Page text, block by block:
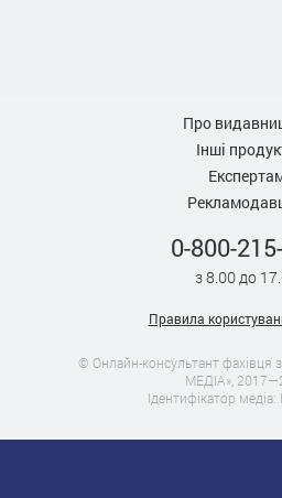
Про
Інші
0-800-
з 8.00 до
Правила
© Онлайн-консультант фахівця
МЕДІА»,
Ідентифікатор